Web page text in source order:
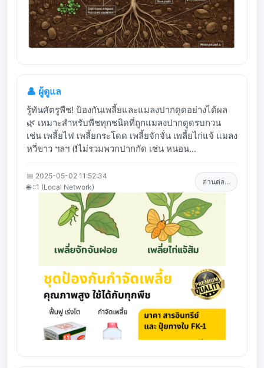
👤 ผู้ดูแล
รู้ทันศัตรูพืช! ป้องกันเพลี้ยและแมลงปากดูดอย่างได้ผล
🌿 เหมาะสำหรับพืชทุกชนิดที่ถูกแมลงปากดูดรบกวน
เช่น เพลี้ยไฟ เพลี้ยกระโดด เพลี้ยจักจั่น เพลี้ยไก่แจ้ แมลง
หวี่ขาว ฯลฯ (❗ไม่รวมพวกปากกัด เช่น หนอน...
📅 2025-05-02 11:52:34
🌐 ::1 (Local Network)
อ่านต่อ...